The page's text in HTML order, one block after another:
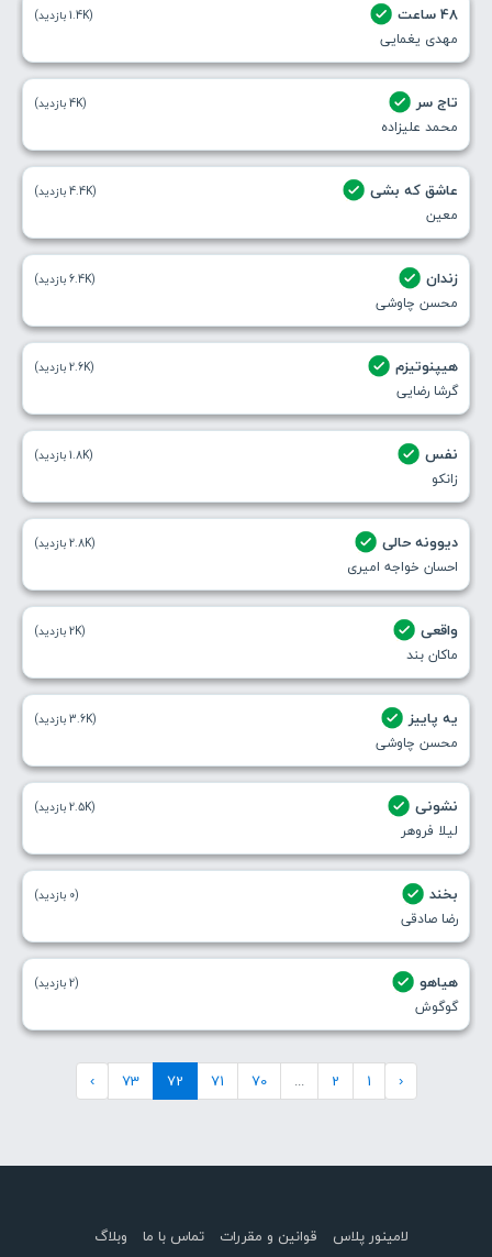
48 ساعت
مهدی یغمایی
(1.4K بازدید)
تاج سر
محمد علیزاده
(4K بازدید)
عاشق که بشی
معین
(4.4K بازدید)
زندان
محسن چاوشی
(6.4K بازدید)
هیپنوتیزم
گرشا رضایی
(2.6K بازدید)
نفس
زانکو
(1.8K بازدید)
دیوونه حالی
احسان خواجه امیری
(2.8K بازدید)
واقعی
ماکان بند
(2K بازدید)
یه پاییز
محسن چاوشی
(3.6K بازدید)
نشونی
لیلا فروهر
(2.5K بازدید)
بخند
رضا صادقی
(0 بازدید)
هیاهو
گوگوش
(2 بازدید)
‹
1
2
...
70
71
72
73
›
لامینور پلاس قوانین و مقررات تماس با ما وبلاگ